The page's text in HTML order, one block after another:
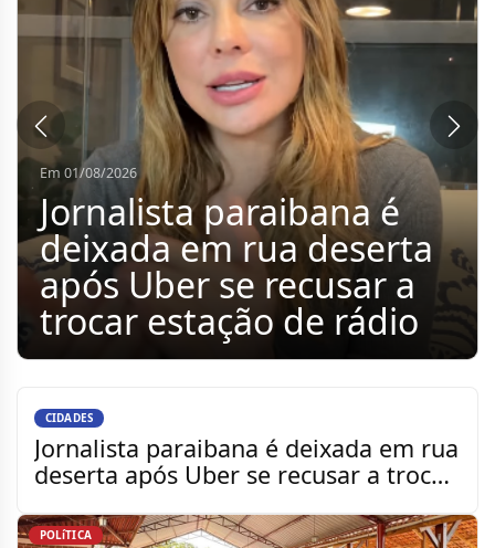
CIDADES
Jornalista paraibana é deixada em rua
deserta após Uber se recusar a trocar
POLíTICA
Em 01/08/2026
Vereadores representam
a Câmara de Sumé em
assinatura de contrato
para construção do
Portal de Entrada do
município